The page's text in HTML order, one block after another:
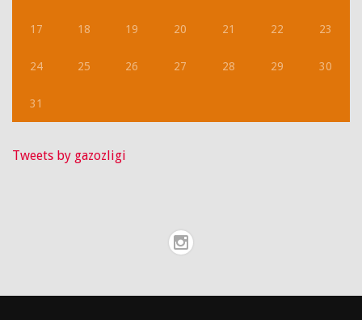
17 18 19 20 21 22 23
24 25 26 27 28 29 30
31
Tweets by gazozligi